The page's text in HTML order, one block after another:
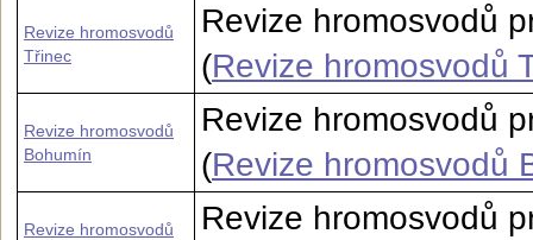
Revize hromosvodů
Třinec
Revize hromosvodů
(Revize hromosvodů
Revize hromosvodů
Bohumín
Revize hromosvodů
(Revize hromosvodů
Revize hromosvodů
Revize hromosvodů